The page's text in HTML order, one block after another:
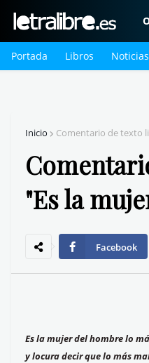
Portada Libros Noticias
Inicio Comentario de texto
"Es la
Facebook
Es la mujer del hombre lo
y locura decir que lo más